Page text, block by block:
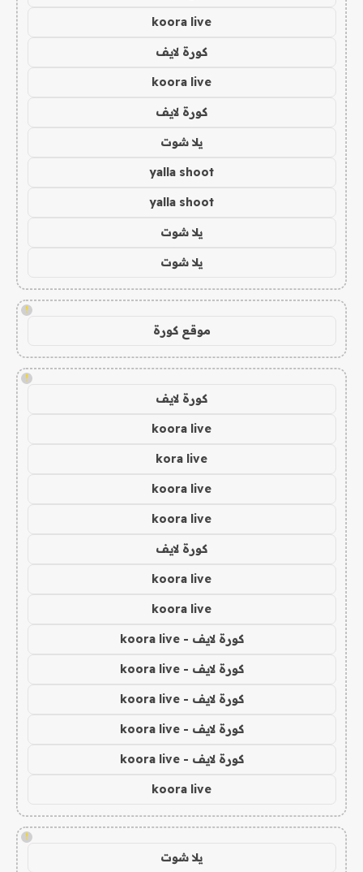
koora live
كورة لايف
koora live
كورة لايف
يلا شوت
yalla shoot
yalla shoot
يلا شوت
يلا شوت
!
موقع كورة
!
كورة لايف
koora live
kora live
koora live
koora live
كورة لايف
koora live
koora live
كورة لايف - koora live
كورة لايف - koora live
كورة لايف - koora live
كورة لايف - koora live
كورة لايف - koora live
koora live
!
يلا شوت